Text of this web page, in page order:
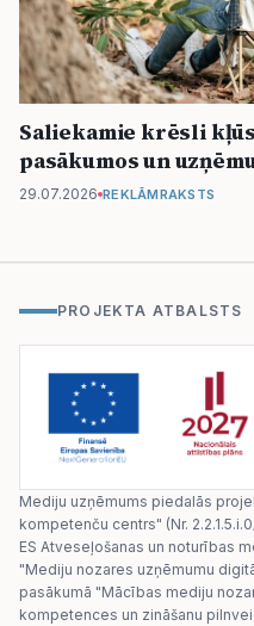
Saliekamie krēsli
pasākumos un
29.07.2026 REKLĀMRAKSTS
PROJEKTA ATBALSTS
Mediju uzņēmums piedalās
kompetenču centrs" (Nr.
ES Atveseļošanas un noturības
"Mediju nozares uzņēmumu
pasākumā "Mācības mediju
kompetences un zināšanu